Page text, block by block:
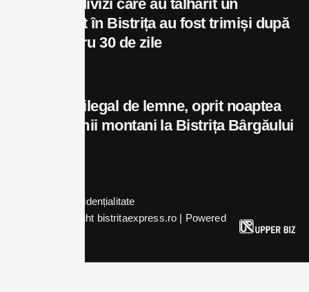
Cei trei indivizi care au tâlhărit un
adolescent în Bistrița au fost trimiși după
gratii pentru 30 de zile
Transport ilegal de lemne, oprit noaptea
de jandarmii montani la Bistrița Bârgăului
© 2024 Copyright bistritaexpress.ro | Powered
Politica de confidențialitate